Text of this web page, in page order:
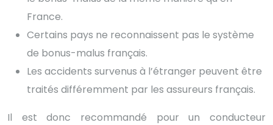
France.
Certains pays ne reconnaissent pas le système
de bonus-malus français.
Les accidents survenus à l’étranger peuvent être
traités différemment par les assureurs français.
Il est donc recommandé pour un conducteur